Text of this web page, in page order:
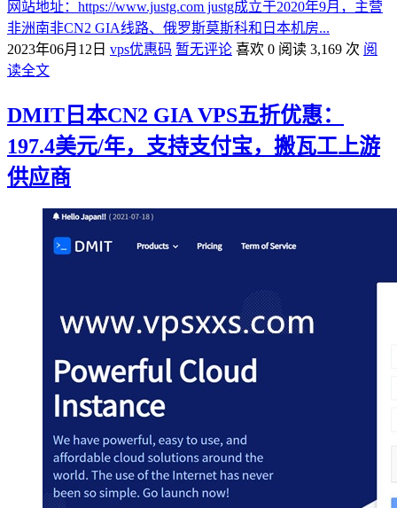
网站地址：https://www.justg.com justg成立于2020年9月，主营
非洲南非CN2 GIA线路、俄罗斯莫斯科和日本机房...
2023年06月12日 vps优惠码 暂无评论 喜欢 0 阅读 3,169 次 阅
读全文
DMIT日本CN2 GIA VPS五折优惠：
197.4美元/年，支持支付宝，搬瓦工上游
供应商